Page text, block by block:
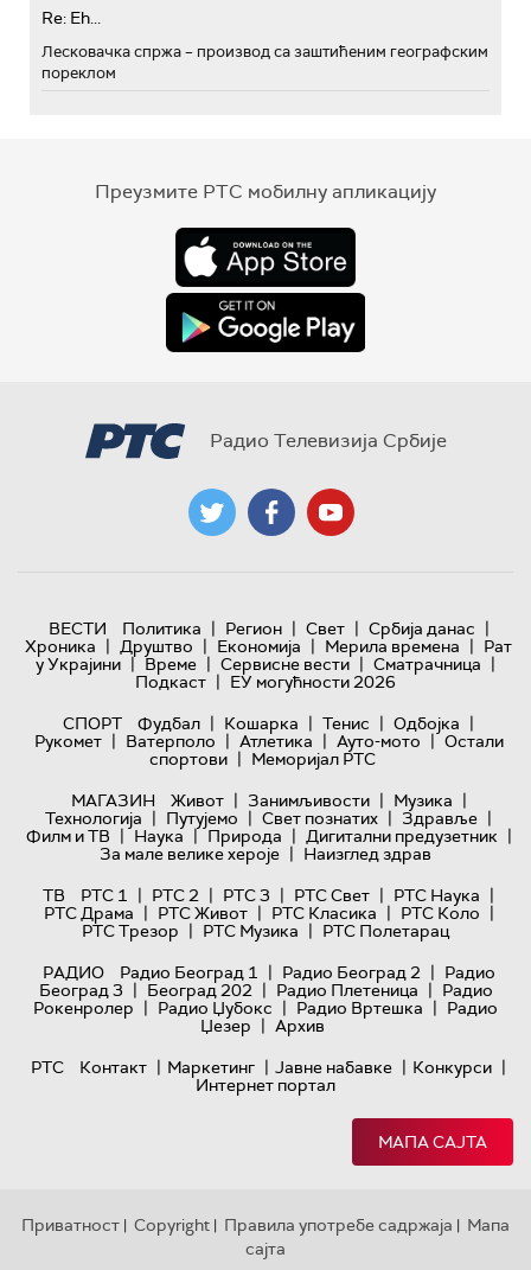
Re: Eh...
Лесковачка спржа – производ са заштићеним географским
пореклом
Преузмите РТС мобилну апликацију
Радио Телевизија Србије
ВЕСТИ Политика | Регион | Свет | Србија данас |
Хроника | Друштво | Економија | Мерила времена | Рат
у Украјини | Време | Сервисне вести | Сматрачница |
Подкаст | ЕУ могућности 2026
СПОРТ
Фудбал | Кошарка | Тенис | Одбојка |
Рукомет | Ватерполо | Атлетика | Ауто-мото | Остали
спортови | Меморијал РТС
МАГАЗИН
Живот | Занимљивости | Музика |
Технологијa | Путујемо | Свет познатих | Здравље |
Филм и ТВ | Наука | Природа | Дигитални предузетник |
За мале велике хероје | Наизглед здрав
ТВ
РТС 1 | РТС 2 | РТС 3 | РТС Свет | РТС Наука |
РТС Драма | РТС Живот | РТС Класика | РТС Коло |
РТС Трезор | РТС Музика | РТС Полетарац
РАДИО
Радио Београд 1 | Радио Београд 2 | Радио
Београд 3 | Београд 202 | Радио Плетеница | Радио
Рокенролер | Радио Џубокс | Радио Вртешка | Радио
Џезер | Архив
РТС
Контакт | Маркетинг | Јавне набавке | Конкурси |
Интернет портал
МАПА САЈТА
Приватност | Copyright | Правила употребе садржаја | Мапа
сајта